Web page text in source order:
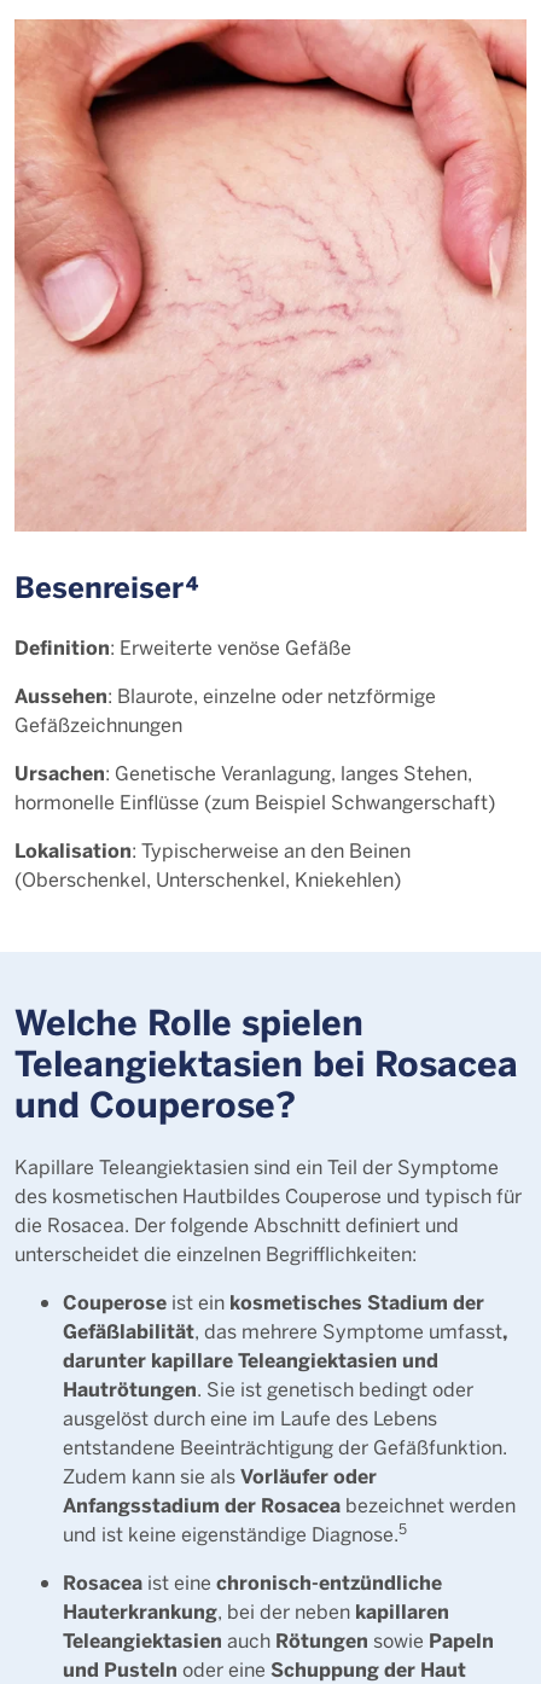
Besenreiser⁴
Definition: Erweiterte venöse Gefäße
Aussehen: Blaurote, einzelne oder netzförmige
Gefäßzeichnungen
Ursachen: Genetische Veranlagung, langes Stehen,
hormonelle Einflüsse (zum Beispiel Schwangerschaft)
Lokalisation: Typischerweise an den Beinen
(Oberschenkel, Unterschenkel, Kniekehlen)
Welche Rolle spielen
Teleangiektasien bei Rosacea
und Couperose?
Kapillare Teleangiektasien sind ein Teil der Symptome
des kosmetischen Hautbildes Couperose und typisch für
die Rosacea. Der folgende Abschnitt definiert und
unterscheidet die einzelnen Begrifflichkeiten:
Couperose ist ein kosmetisches Stadium der
Gefäßlabilität, das mehrere Symptome umfasst,
darunter kapillare Teleangiektasien und
Hautrötungen. Sie ist genetisch bedingt oder
ausgelöst durch eine im Laufe des Lebens
entstandene Beeinträchtigung der Gefäßfunktion.
Zudem kann sie alsVorläufer oder
Anfangsstadium der Rosacea bezeichnet werden
und ist keine eigenständige Diagnose.5
Rosacea ist eine chronisch-entzündliche
Hauterkrankung, bei der neben kapillaren
Teleangiektasien auch Rötungen sowie Papeln
und Pusteln oder eine Schuppung der Haut